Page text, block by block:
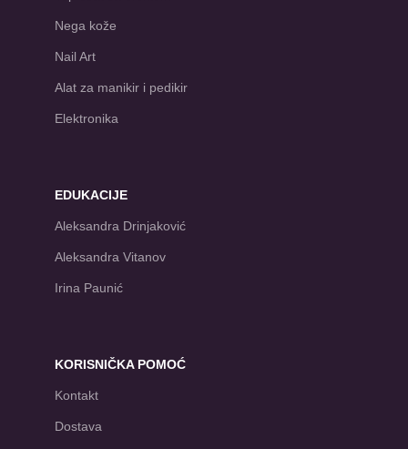
Nega kože
Nail Art
Alat za manikir i pedikir
Elektronika
EDUKACIJE
Aleksandra Drinjaković
Aleksandra Vitanov
Irina Paunić
KORISNIČKA POMOĆ
Kontakt
Dostava